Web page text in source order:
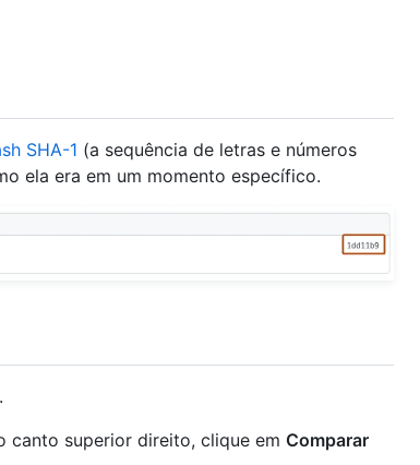
SHA-1 (a sequência de letras e números
ela era em um momento específico.
canto superior direito, clique em Comparar